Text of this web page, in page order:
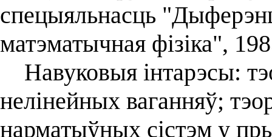
спецыяльнасць
матэматычная фізіка",
Навуковыя інтарэсы:
нелінейных ваганняў;
нарматыўных сістэм у